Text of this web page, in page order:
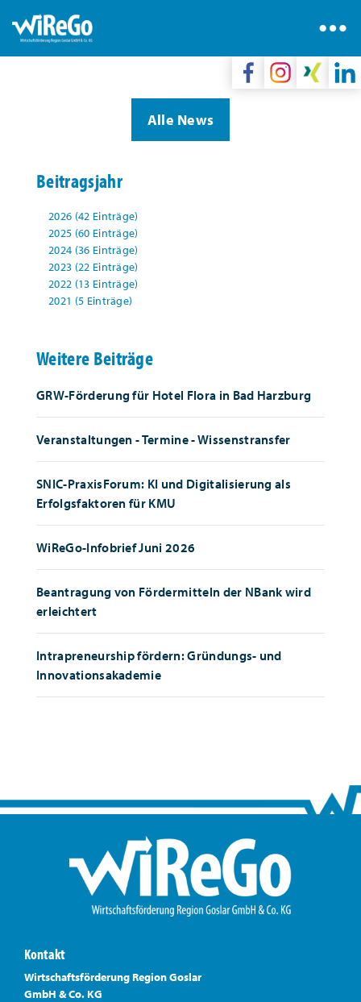
Alle News
Beitragsjahr
2026 (42 Einträge)
2025 (60 Einträge)
2024 (36 Einträge)
2023 (22 Einträge)
2022 (13 Einträge)
2021 (5 Einträge)
Weitere Beiträge
GRW-Förderung für Hotel Flora in Bad Harzburg
Veranstaltungen - Termine - Wissenstransfer
SNIC-PraxisForum: KI und Digitalisierung als
Erfolgsfaktoren für KMU
WiReGo-Infobrief Juni 2026
Beantragung von Fördermitteln der NBank wird
erleichtert
Intrapreneurship fördern: Gründungs- und
Innovationsakademie
Kontakt
Wirtschaftsförderung Region Goslar
GmbH & Co. KG